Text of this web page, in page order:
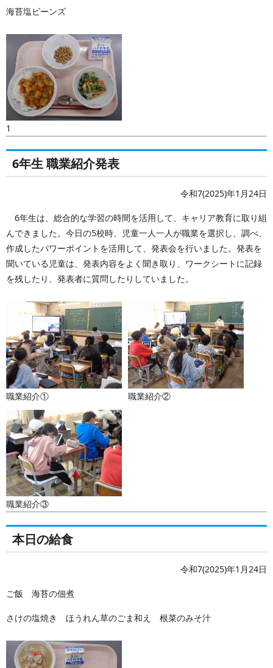
海苔塩ビーンズ
1
6年生 職業紹介発表
令和7(2025)年1月24日
6年生は、総合的な学習の時間を活用して、キャリア教育に取り組
んできました。今日の5校時、児童一人一人が職業を選択し、調べ、
作成したパワーポイントを活用して、発表会を行いました。発表を
聞いている児童は、発表内容をよく聞き取り、ワークシートに記録
を残したり、発表者に質問したりしていました。
職業紹介① 職業紹介②
職業紹介③
本日の給食
令和7(2025)年1月24日
ご飯 海苔の佃煮
さけの塩焼き ほうれん草のごま和え 根菜のみそ汁